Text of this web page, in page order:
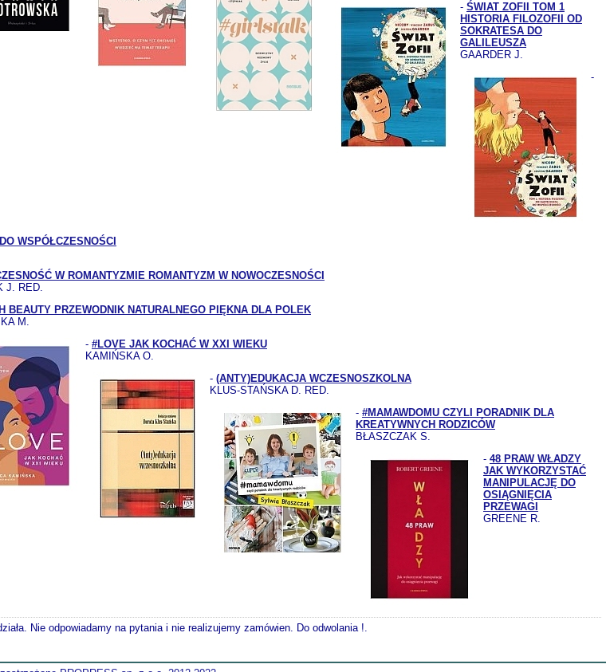
- ŚWIAT ZOFII TOM 1
HISTORIA FILOZOFII OD
SOKRATESA DO
GALILEUSZA
GAARDER J.
-
WSPÓŁCZESNOŚCI
W ROMANTYZMIE ROMANTYZM W NOWOCZESNOŚCI
J. RED.
BEAUTY PRZEWODNIK NATURALNEGO PIĘKNA DLA POLEK
M.
- #LOVE JAK KOCHAĆ W XXI WIEKU
KAMIŃSKA O.
- (ANTY)EDUKACJA WCZESNOSZKOLNA
KLUS-STAŃSKA D. RED.
- #MAMAWDOMU CZYLI PORADNIK DLA
KREATYWNYCH RODZICÓW
BŁASZCZAK S.
- 48 PRAW WŁADZY
JAK WYKORZYSTAĆ
MANIPULACJĘ DO
OSIĄGNIĘCIA
PRZEWAGI
GREENE R.
Nie odpowiadamy na pytania i nie realizujemy zamówien. Do odwolania !.